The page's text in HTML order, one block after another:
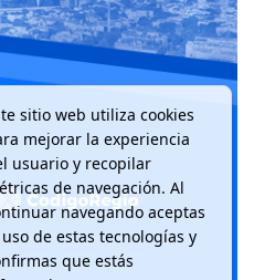
sitio web utiliza cookies
mejorar la experiencia
usuario y recopilar
de navegación. Al
navegando aceptas
de estas tecnologías y
que estás